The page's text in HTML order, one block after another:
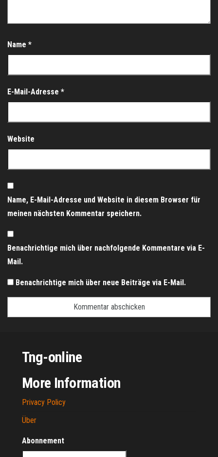
Name *
E-Mail-Adresse *
Website
Name, E-Mail-Adresse und Website in diesem Browser für
meinen nächsten Kommentar speichern.
Benachrichtige mich über nachfolgende Kommentare via E-
Mail.
Benachrichtige mich über neue Beiträge via E-Mail.
Tng-online
More Information
Privacy Policy
Über
Abonnement